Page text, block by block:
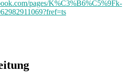
pages/K%C3%B6%C5%9Fk-